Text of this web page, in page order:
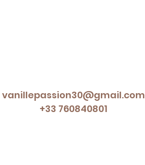
vanillepassion30@gmail.com
+33 760840801